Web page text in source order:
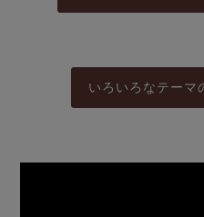
いろいろなテーマ